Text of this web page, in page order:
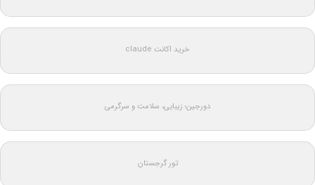
خرید اکانت claude
دورجین؛ زیبایی، سلامت و سرگرمی
تور گرجستان